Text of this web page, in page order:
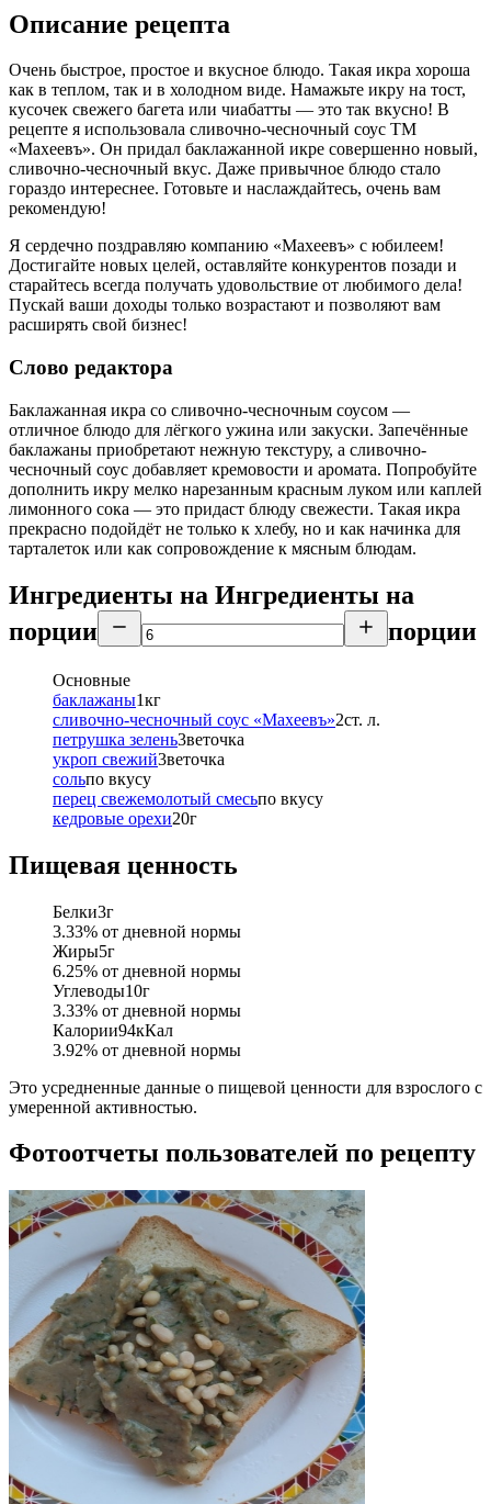
Описание рецепта
Очень быстрое, простое и вкусное блюдо. Такая икра хороша
как в теплом, так и в холодном виде. Намажьте икру на тост,
кусочек свежего багета или чиабатты — это так вкусно! В
рецепте я использовала сливочно-чесночный соус ТМ
«Махеевъ». Он придал баклажанной икре совершенно новый,
сливочно-чесночный вкус. Даже привычное блюдо стало
гораздо интереснее. Готовьте и наслаждайтесь, очень вам
рекомендую!
Я сердечно поздравляю компанию «Махеевъ» с юбилеем!
Достигайте новых целей, оставляйте конкурентов позади и
старайтесь всегда получать удовольствие от любимого дела!
Пускай ваши доходы только возрастают и позволяют вам
расширять свой бизнес!
Слово редактора
Баклажанная икра со сливочно-чесночным соусом —
отличное блюдо для лёгкого ужина или закуски. Запечённые
баклажаны приобретают нежную текстуру, а сливочно-
чесночный соус добавляет кремовости и аромата. Попробуйте
дополнить икру мелко нарезанным красным луком или каплей
лимонного сока — это придаст блюду свежести. Такая икра
прекрасно подойдёт не только к хлебу, но и как начинка для
тарталеток или как сопровождение к мясным блюдам.
Ингредиенты на Ингредиенты на
порции
порции
Основные
баклажаны1кг
сливочно-чесночный соус «Махеевъ»2ст. л.
петрушка зелень3веточка
укроп свежий3веточка
сольпо вкусу
перец свежемолотый смесьпо вкусу
кедровые орехи20г
Пищевая ценность
Белки3г
3.33% от дневной нормы
Жиры5г
6.25% от дневной нормы
Углеводы10г
3.33% от дневной нормы
Калории94кКал
3.92% от дневной нормы
Это усредненные данные о пищевой ценности для взрослого с
умеренной активностью.
Фотоотчеты пользователей по рецепту